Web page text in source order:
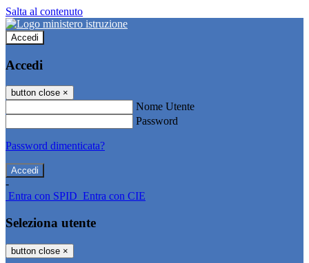
Salta al contenuto
Accedi
Accedi
button close ×
Nome Utente
Password
Password dimenticata?
-
Entra con SPID Entra con CIE
Seleziona utente
button close ×